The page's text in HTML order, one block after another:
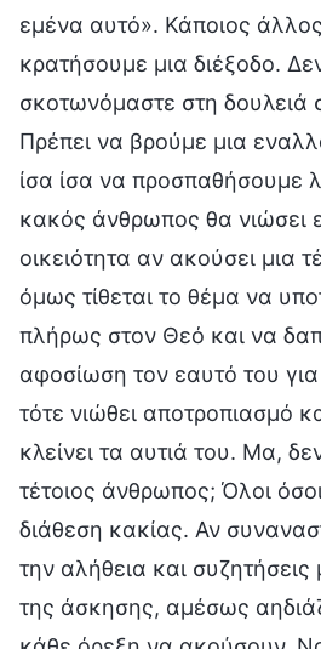
εμένα αυτό». Κάποιος
κρατήσουμε μια διέξοδο.
σκοτωνόμαστε στη δουλειά
Πρέπει να βρούμε μια
ίσα ίσα να προσπαθήσουμε
κακός άνθρωπος θα νιώσει
οικειότητα αν ακούσει μια
όμως τίθεται το θέμα να
πλήρως στον Θεό και να
αφοσίωση τον εαυτό του
τότε νιώθει αποτροπιασμό
κλείνει τα αυτιά του. Μα,
τέτοιος άνθρωπος; Όλοι
διάθεση κακίας. Αν
την αλήθεια και συζητήσεις
της άσκησης, αμέσως